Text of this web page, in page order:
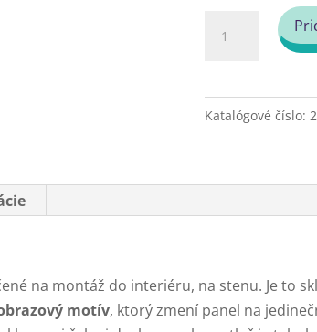
Obrazový
Fenix
EcoSun
W)
Katalógové číslo:
na montáž do interiéru, na stenu. Je to
motív, ktorý zmení panel na